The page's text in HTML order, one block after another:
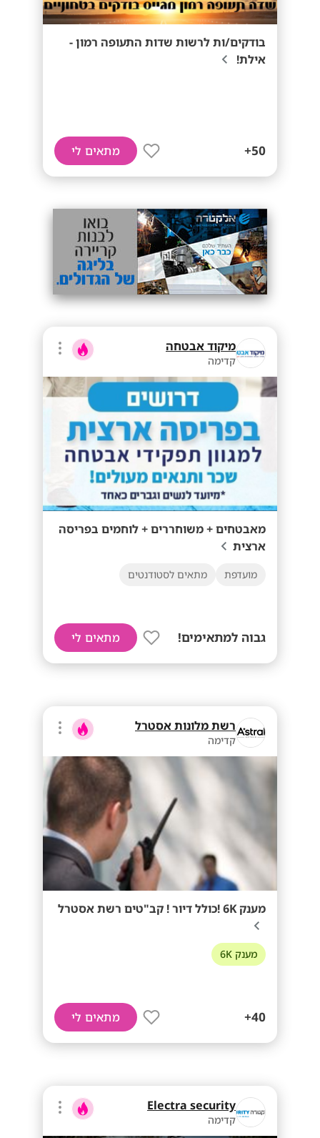
בודקים/ות לרשות שדות התעופה רמון -
אילת!
50+ מתאים לי
מיקוד אבטחה
קדימה
מאבטחים + משוחררים + לוחמים בפריסה
ארצית
מועדפת מתאים לסטודנטים
גבוה למתאימים! מתאים לי
רשת מלונות אסטרל
קדימה
מענק 6K !כולל דיור ! קב"טים רשת אסטרל
מענק 6K
40+ מתאים לי
Electra security
קדימה